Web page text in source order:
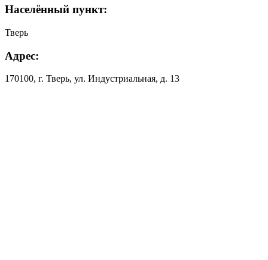
Населённый пункт:
Тверь
Адрес:
170100, г. Тверь, ул. Индустриальная, д. 13